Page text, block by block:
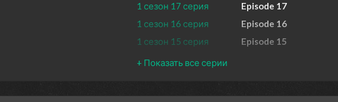
1 сезон 17 серия Episode 17
1 сезон 16 серия
Episode 16
1 сезон 15 серия
Episode 15
1 сезон 14 серия
1 сезон 12 серия
Episode 12